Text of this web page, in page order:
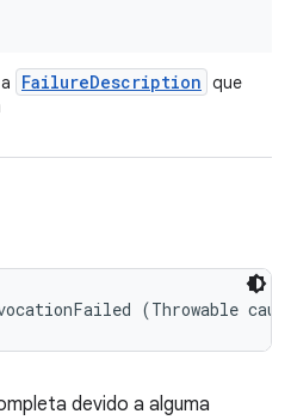
FailureDescription que
(Throwable
devido a alguma